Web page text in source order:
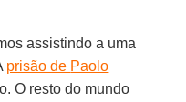
assistindo a uma
prisão de Paolo
O resto do mundo